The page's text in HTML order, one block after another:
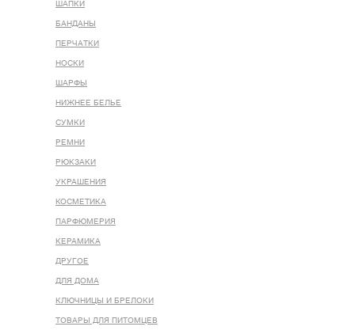
ШАПКИ
БАНДАНЫ
ПЕРЧАТКИ
НОСКИ
ШАРФЫ
НИЖНЕЕ БЕЛЬЕ
СУМКИ
РЕМНИ
РЮКЗАКИ
УКРАШЕНИЯ
КОСМЕТИКА
ПАРФЮМЕРИЯ
КЕРАМИКА
ДРУГОЕ
ДЛЯ ДОМА
КЛЮЧНИЦЫ И БРЕЛОКИ
ТОВАРЫ ДЛЯ ПИТОМЦЕВ